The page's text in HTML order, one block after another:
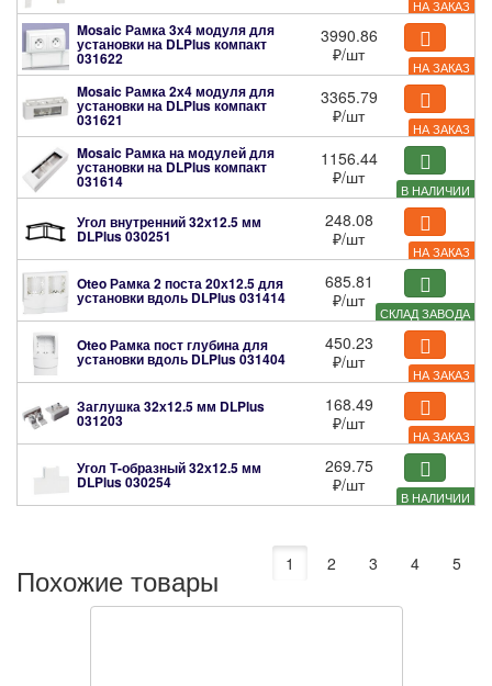
НА ЗАКАЗ
НА ЗАКАЗ
Mosaic Рамка 3х4 модуля для
установки на DLPlus компакт
031622
3990.86
₽/шт
НА ЗАКАЗ
Mosaic Рамка 2х4 модуля для
установки на DLPlus компакт
031621
3365.79
₽/шт
В НАЛИЧИИ
Mosaic Рамка на модулей для
установки на DLPlus компакт
031614
1156.44
₽/шт
НА ЗАКАЗ
Угол внутренний 32х12.5 мм
DLPlus030251
248.08
₽/шт
СКЛАД ЗАВОДА
Oteo Рамка 2 поста 20х12.5 для
установки вдоль DLPlus031414
685.81
₽/шт
НА ЗАКАЗ
Oteo Рамка пост глубина для
установки вдоль DLPlus031404
450.23
₽/шт
НА ЗАКАЗ
Заглушка 32х12.5 мм DLPlus
031203
168.49
₽/шт
В НАЛИЧИИ
Угол Т-образный 32х12.5 мм
DLPlus030254
269.75
₽/шт
Похожие товары 1 2 3 4 5